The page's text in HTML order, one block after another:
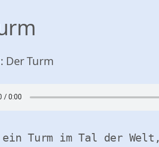
Der Turm
Turm im Tal der Welt,